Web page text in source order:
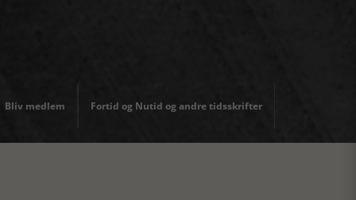
Bliv medlem Fortid og Nutid og andre tidsskrifter